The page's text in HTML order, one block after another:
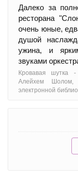
Далеко за
ресторана
очень юные,
душой
ужина, и
звуками
Кровавая шутка
Алейхем Шолом,
электронной